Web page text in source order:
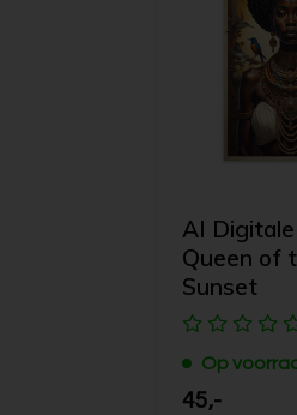
AI
Queen of
Sunset
Op
45,-